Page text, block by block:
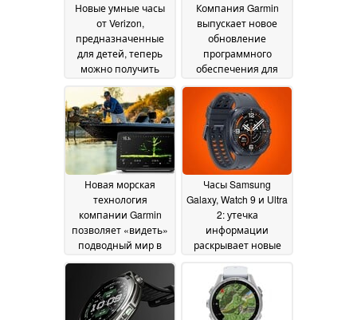
Новые умные часы
от Verizon,
предназначенные
для детей, теперь
можно получить
один нюанс15 July
2026
Компания Garmin
выпускает новое
обновление
программного
обеспечения для
линейки смарт-
часов08 July 2026
Новая морская
технология
компании Garmin
позволяет «видеть»
подводный мир в
времени08 July 2026
Часы Samsung
Galaxy, Watch 9 и Ultra
2: утечка
информации
раскрывает новые
мониторинга
здоровья и
циферблаты06 July